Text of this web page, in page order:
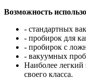
Возможность
- стандартных
- пробирок для
- пробирок с
- вакуумных
Наиболее легкий
своего класса.